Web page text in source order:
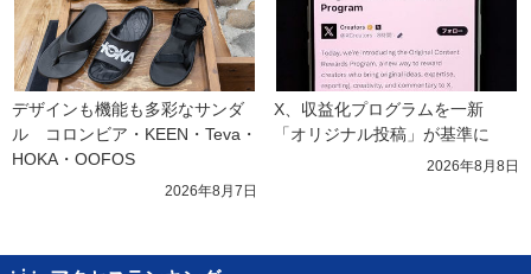
デザインも機能も多彩なサンダ
ル　コロンビア・KEEN・Teva・
HOKA・OOFOS
2026年8月7日
X、収益化プログラムを一新
「オリジナル投稿」が基準に
2026年8月8日